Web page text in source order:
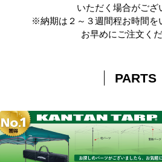
いただく場合がござ
※納期は２～３週間程お時間を
お早めにご注文くだ
PARTS